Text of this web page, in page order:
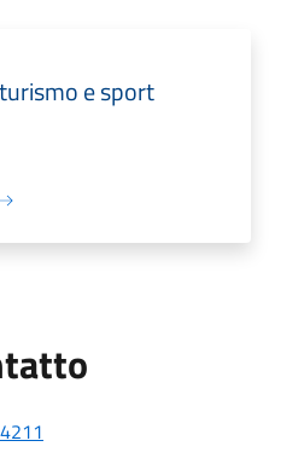
e sport